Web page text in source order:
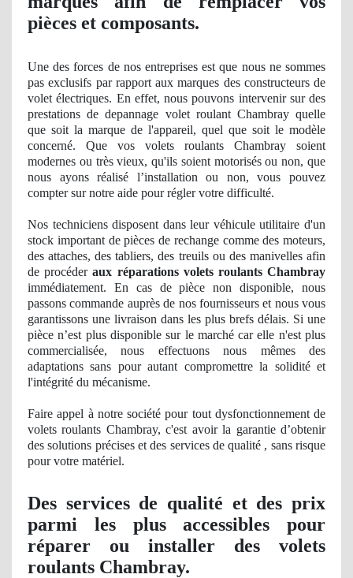
pièces et composants.
Une des forces de nos entreprises est que nous ne sommes
pas exclusifs par rapport aux marques des constructeurs de
volet électriques. En effet, nous pouvons intervenir sur des
prestations de depannage volet roulant Chambray quelle
que soit la marque de l'appareil, quel que soit le modèle
concerné. Que vos volets roulants Chambray soient
modernes ou très vieux, qu'ils soient motorisés ou non, que
nous ayons réalisé l’installation ou non, vous pouvez
compter sur notre aide pour réglervotre difficulté.
Nos techniciens disposent dans leur véhicule utilitaire d'un
stock important de pièces de rechange comme des moteurs,
des attaches, des tabliers, des treuils ou des manivelles afin
de procéderaux réparations volets roulants Chambray
immédiatement. En cas de pièce non disponible, nous
passons commande auprès de nos fournisseurs et nous vous
garantissons une livraison dans les plus brefs délais. Si une
pièce n’est plus disponible sur le marché car elle n'est plus
commercialisée, nous effectuons nous mêmes des
adaptations sans pour autant compromettrela solidité et
l'intégrité du mécanisme.
Faire appel à notre société pour tout dysfonctionnement de
volets roulants Chambray, c'est avoirla garantied’obtenir
des solutions précises et des services de qualité , sans risque
pour votre matériel.
Des servicesde qualité et des prix
parmi les plus accessibles pour
réparer ou installer des volets
roulants Chambray.